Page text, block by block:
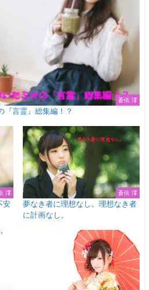
蒼依 澪
『言霊』総集編！？
澪
安
蒼依 澪
夢なき者に理想なし。理想なき者
に計画なし。